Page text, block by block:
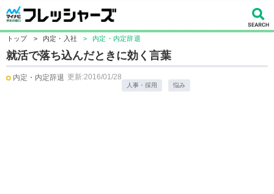
トップ > 内定・入社 > 内定・内定辞退
就活で落ち込んだときに効く言葉
内定・内定辞退 更新:2016/01/28
人事・採用 悩み